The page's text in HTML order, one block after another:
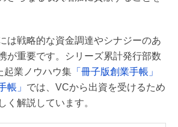
は戦略的な資金調達やシナジーのあ
が重要です。シリーズ累計発行部数
起業ノウハウ集 「冊子版創業手帳」
帳」 では、VCから出資を受けるため
く解説しています。